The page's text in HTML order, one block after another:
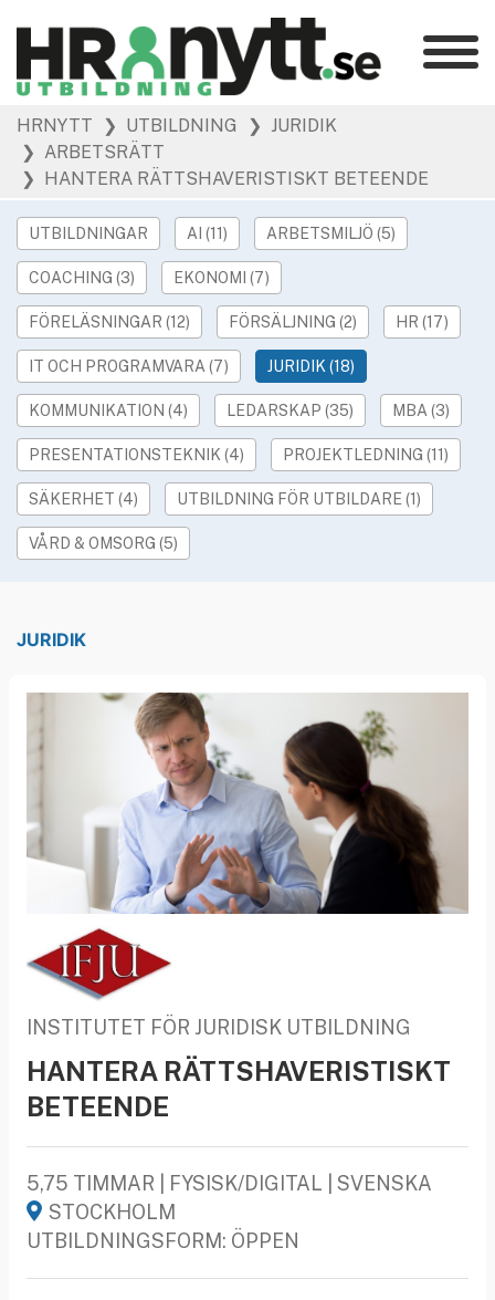
Kategorier
HR Barometer
HR-yrket
Arbetsmiljö
Rekrytering
Hållbarhet »
Podcast »
Event
Våra övriga sajter
Utbildning
»
Rekryteringsguiden
HRNYTT ❯ UTBILDNING
❯ JURIDIK
❯ ARBETSRÄTT
❯ HANTERA RÄTTSHAVERISTISKT BETEENDE
UTBILDNINGAR AI (11) ARBETSMILJÖ (5)
COACHING (3) EKONOMI (7)
FÖRELÄSNINGAR (12) FÖRSÄLJNING (2) HR (17)
IT OCH PROGRAMVARA (7) JURIDIK (18)
KOMMUNIKATION (4) LEDARSKAP (35) MBA (3)
PRESENTATIONSTEKNIK (4) PROJEKTLEDNING (11)
SÄKERHET (4) UTBILDNING FÖR UTBILDARE (1)
VÅRD & OMSORG (5)
JURIDIK
INSTITUTET FÖR JURIDISK UTBILDNING
HANTERA RÄTTSHAVERISTISKT
BETEENDE
5,75 TIMMAR | FYSISK/DIGITAL | SVENSKA
STOCKHOLM
UTBILDNINGSFORM: ÖPPEN